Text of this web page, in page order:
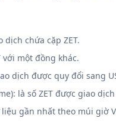
dịch chứa cặp ZET.
với một đồng khác.
dịch được quy đổi sang
là số ZET được giao
gần nhất theo múi giờ